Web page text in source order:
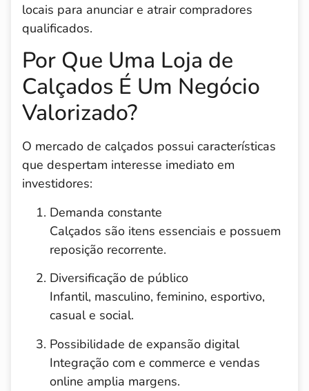
locais para anunciar e atrair compradores
qualificados.
Por Que Uma Loja de
Calçados É Um Negócio
Valorizado?
O mercado de calçados possui características
que despertam interesse imediato em
investidores:
Demanda constante
Calçados são itens essenciais e possuem
reposição recorrente.
Diversificação de público
Infantil, masculino, feminino, esportivo,
casual e social.
Possibilidade de expansão digital
Integração com e commerce e vendas
online amplia margens.